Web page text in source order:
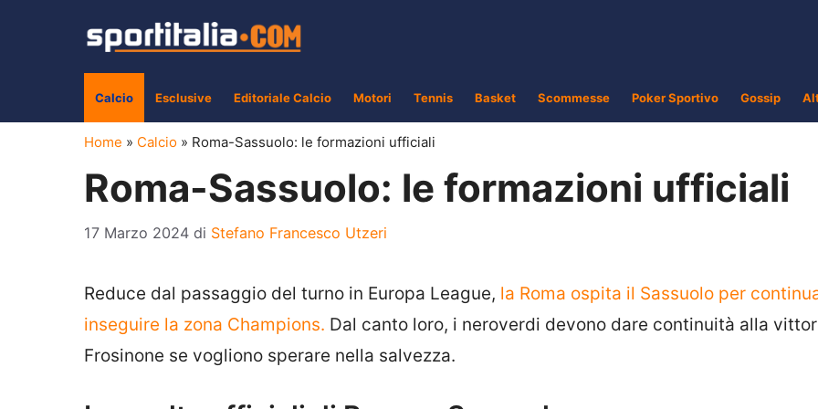
Calcio Esclusive Editoriale Calcio Motori Tennis Basket Scommesse Poker Sportivo Gossip
Home » Calcio » Roma-Sassuolo: le formazioni ufficiali
Roma-Sassuolo: le formazioni ufficiali
17 Marzo 2024 di Stefano Francesco Utzeri
Reduce dal passaggio del turno in Europa League, la Roma ospita il Sassuolo per
inseguire la zona Champions. Dal canto loro, i neroverdi devono dare continuità alla
Frosinone se vogliono sperare nella salvezza.